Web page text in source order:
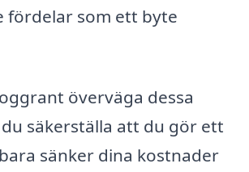
fördelar som ett byte
överväga dessa
säkerställa att du gör ett
sänker dina kostnader